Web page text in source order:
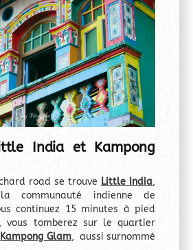
India et Kampong
road se trouve Little India,
indienne de
continuez 15 minutes à pied
vous tomberez sur le quartier
Kampong Glam, aussi surnommé